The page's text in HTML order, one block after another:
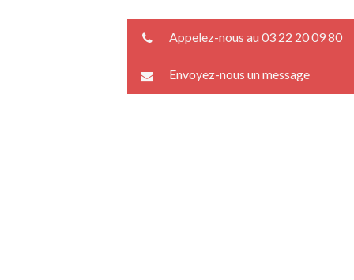
Appelez-nous au 03 22 20 09 80
Envoyez-nous un message